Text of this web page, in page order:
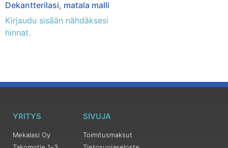
Dekantterilasi, matala malli
Kirjaudu sisään nähdäksesi
hinnat.
YRITYS
Mekalasi Oy
SIVUJA
Toimitusmaksut